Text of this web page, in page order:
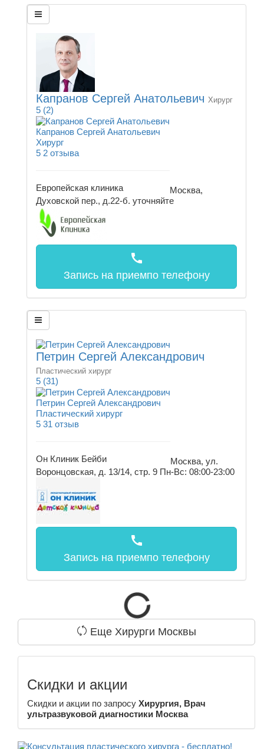
Капранов Сергей Анатольевич Хирург
5 (2)
Капранов Сергей Анатольевич
Хирург
5 2 отзыва
Европейская клиника
Москва,
Духовской пер., д.22-б. уточняйте
call
Запись на приемпо телефону
Петрин Сергей Александрович
Пластический хирург
5 (31)
Петрин Сергей Александрович
Пластический хирург
5 31 отзыв
Он Клиник Бейби
Москва, ул.
Воронцовская, д. 13/14, стр. 9 Пн-Вс: 08:00-23:00
call
Запись на приемпо телефону
Еще Хирурги Москвы
Скидки и акции
Скидки и акции по запросу Хирургия, Врач
ультразвуковой диагностики Москва